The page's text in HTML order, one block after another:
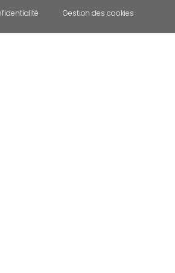
Gestion des cookies